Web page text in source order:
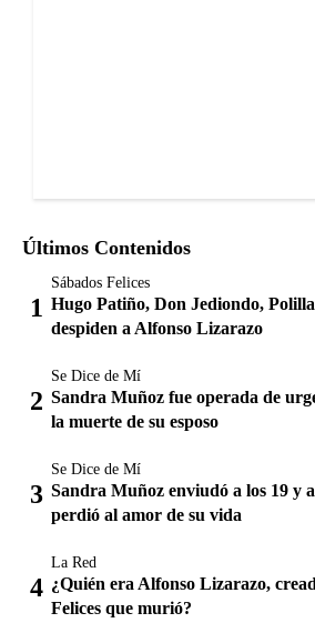
Últimos Contenidos
Sábados Felices
Hugo Patiño, Don Jediondo,
despiden a Alfonso Lizarazo
Se Dice de Mí
Sandra Muñoz fue operada de
la muerte de su esposo
Se Dice de Mí
Sandra Muñoz enviudó a los 19 y
perdió al amor de su vida
La Red
¿Quién era Alfonso Lizarazo,
Felices que murió?